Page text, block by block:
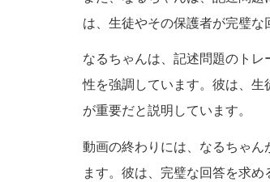
は、生徒やその保護者が完璧な
なるちゃんは、記述問題のト
性を強調しています。彼は、
が重要だと説明しています。
動画の終わりには、なるちゃ
ます。彼は、完璧な回答を求